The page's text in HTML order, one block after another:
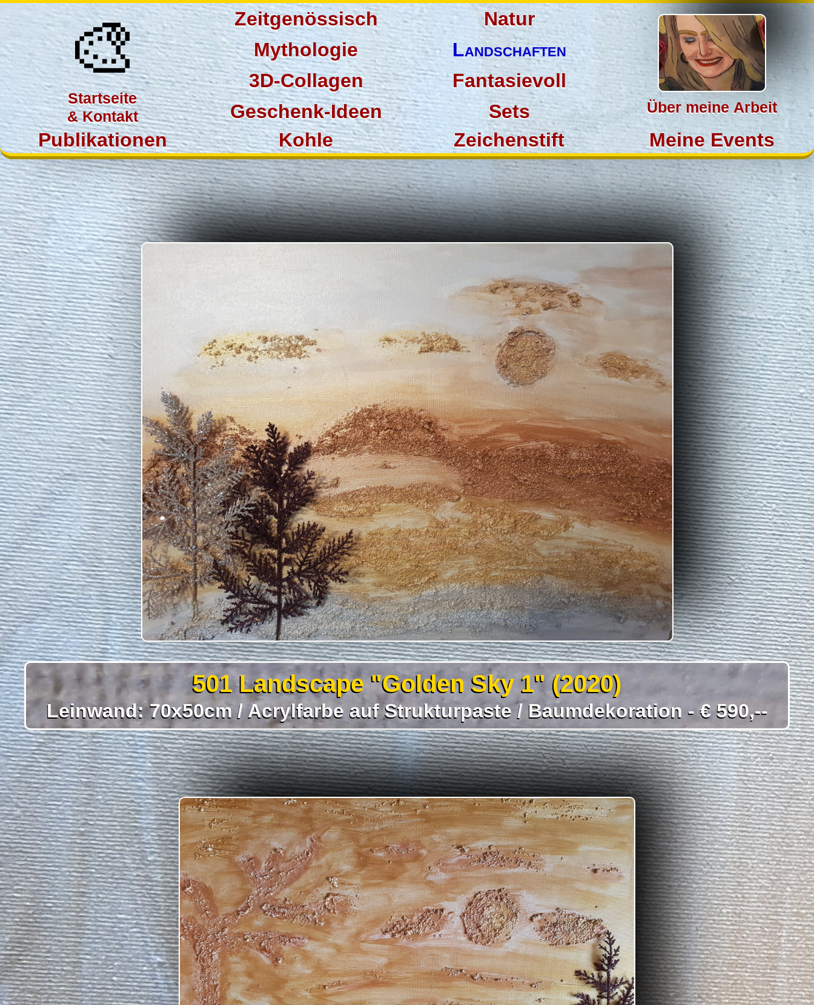
🎨
Startseite
& Kontakt
Zeitgenössisch Natur
Über meine Arbeit
Mythologie
Landschaften
3D‑Collagen
Fantasievoll
Geschenk‑Ideen
Sets
Publikationen
Kohle Zeichenstift Meine Events
501 Landscape "Golden Sky 1" (2020)
Leinwand: 70x50cm / Acrylfarbe auf Strukturpaste / Baumdekoration - € 590,--